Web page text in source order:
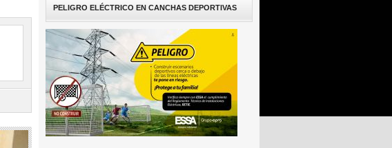
PELIGRO ELÉCTRICO EN CANCHAS DEPORTIVAS